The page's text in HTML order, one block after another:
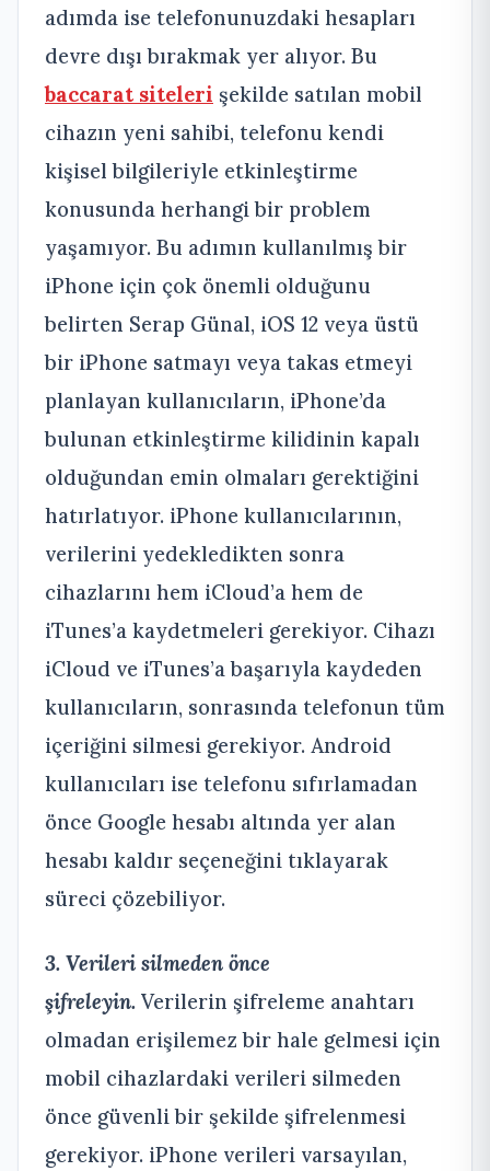
adımda ise telefonunuzdaki hesapları
devre dışı bırakmak yer alıyor. Bu
baccarat siteleri şekilde satılan mobil
cihazın yeni sahibi, telefonu kendi
kişisel bilgileriyle etkinleştirme
konusunda herhangi bir problem
yaşamıyor. Bu adımın kullanılmış bir
iPhone için çok önemli olduğunu
belirten Serap Günal, iOS 12 veya üstü
bir iPhone satmayı veya takas etmeyi
planlayan kullanıcıların, iPhone’da
bulunan etkinleştirme kilidinin kapalı
olduğundan emin olmaları gerektiğini
hatırlatıyor. iPhone kullanıcılarının,
verilerini yedekledikten sonra
cihazlarını hem iCloud’a hem de
iTunes’a kaydetmeleri gerekiyor. Cihazı
iCloud ve iTunes’a başarıyla kaydeden
kullanıcıların, sonrasında telefonun tüm
içeriğini silmesi gerekiyor. Android
kullanıcıları ise telefonu sıfırlamadan
önce Google hesabı altında yer alan
hesabı kaldır seçeneğini tıklayarak
süreci çözebiliyor.
3. Verileri silmeden önce
şifreleyin. Verilerin şifreleme anahtarı
olmadan erişilemez bir hale gelmesi için
mobil cihazlardaki verileri silmeden
önce güvenli bir şekilde şifrelenmesi
gerekiyor. iPhone verileri varsayılan,